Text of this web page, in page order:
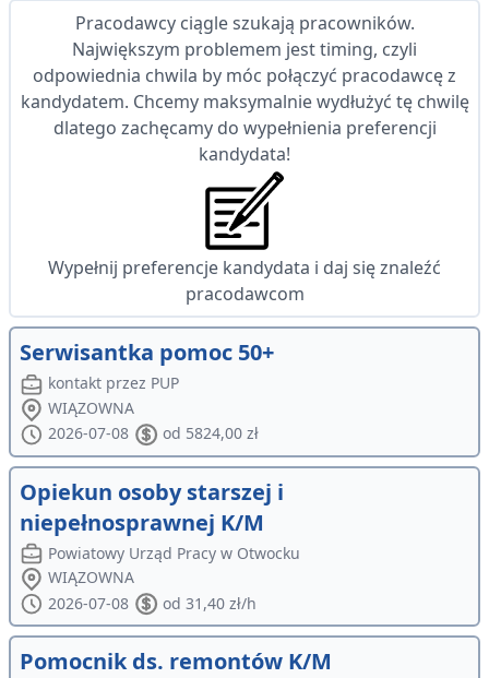
Pracodawcy ciągle szukają pracowników.
Największym problemem jest timing, czyli
odpowiednia chwila by móc połączyć pracodawcę z
kandydatem. Chcemy maksymalnie wydłużyć tę chwilę
dlatego zachęcamy do wypełnienia preferencji
kandydata!
Wypełnij preferencje kandydata i daj się znaleźć
pracodawcom
Serwisantka pomoc 50+
kontakt przez PUP
WIĄZOWNA
2026-07-08
od 5824,00 zł
Opiekun osoby starszej i
niepełnosprawnej K/M
Powiatowy Urząd Pracy w Otwocku
WIĄZOWNA
2026-07-08
od 31,40 zł/h
Pomocnik ds. remontów K/M